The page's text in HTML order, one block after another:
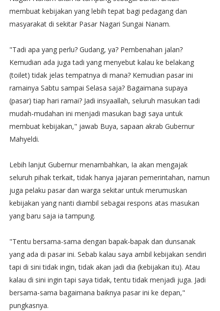
membuat kebijakan yang lebih tepat bagi pedagang dan
masyarakat di sekitar Pasar Nagari Sungai Nanam.
"Tadi apa yang perlu? Gudang, ya? Pembenahan jalan?
Kemudian ada juga tadi yang menyebut kalau ke belakang
(toilet) tidak jelas tempatnya di mana? Kemudian pasar ini
ramainya Sabtu sampai Selasa saja? Bagaimana supaya
(pasar) tiap hari ramai? Jadi insyaallah, seluruh masukan tadi
mudah-mudahan ini menjadi masukan bagi saya untuk
membuat kebijakan," jawab Buya, sapaan akrab Gubernur
Mahyeldi.
Lebih lanjut Gubernur menambahkan, Ia akan mengajak
seluruh pihak terkait, tidak hanya jajaran pemerintahan, namun
juga pelaku pasar dan warga sekitar untuk merumuskan
kebijakan yang nanti diambil sebagai respons atas masukan
yang baru saja ia tampung.
"Tentu bersama-sama dengan bapak-bapak dan dunsanak
yang ada di pasar ini. Sebab kalau saya ambil kebijakan sendiri
tapi di sini tidak ingin, tidak akan jadi dia (kebijakan itu). Atau
kalau di sini ingin tapi saya tidak, tentu tidak menjadi juga. Jadi
bersama-sama bagaimana baiknya pasar ini ke depan,"
pungkasnya.